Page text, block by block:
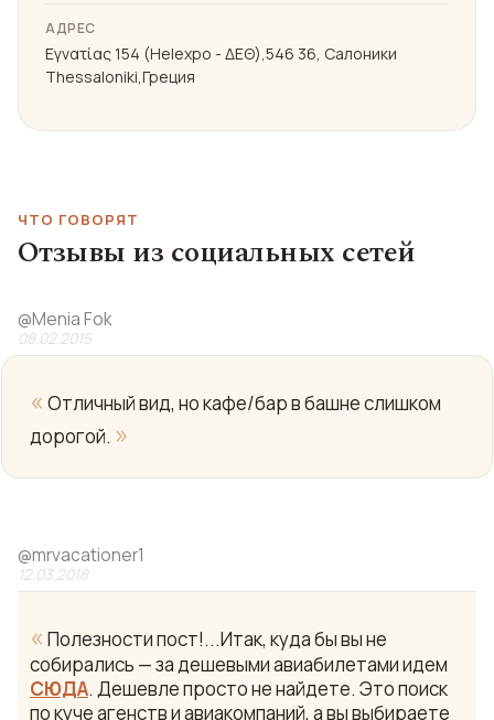
АДРЕС
Εγνατίας 154 (Helexpo - ΔΕΘ),546 36, Салоники
Thessaloniki,Греция
ЧТО ГОВОРЯТ
Отзывы из социальных сетей
@Menia Fok
08.02.2015
« Отличный вид, но кафе/бар в башне слишком
дорогой. »
@mrvacationer1
12.03.2018
« Полезности пост!...Итак, куда бы вы не
собирались — за дешевыми авиабилетами идем
СЮДА. Дешевле просто не найдете. Это поиск
по куче агенств и авиакомпаний, а вы выбираете